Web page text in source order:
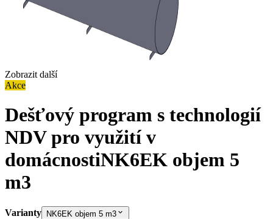
Zobrazit další
Akce
Dešťový program s technologií
NDV pro využití v
domácnostiNK6EK objem 5
m3
Varianty NK6EK objem 5 m3